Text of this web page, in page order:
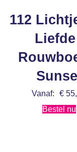
112
Liefde |
Vanaf: €
Bestel nu